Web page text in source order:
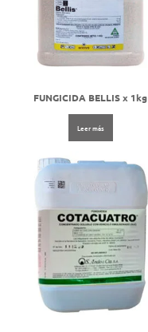
FUNGICIDA BELLIS x 1kg
Leer más